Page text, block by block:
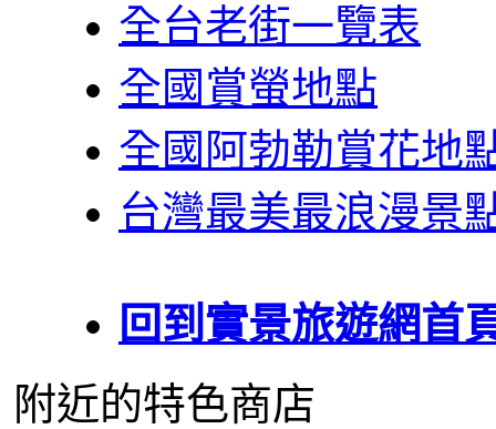
全台老街一覽表
全國賞螢地點
全國阿勃勒賞花地
台灣最美最浪漫景
回到實景旅遊網首
附近的特色商店